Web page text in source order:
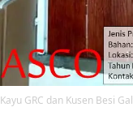
GRC dan Kusen Besi